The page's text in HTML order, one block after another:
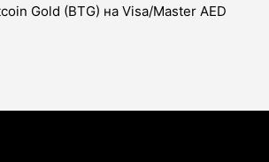
Gold (BTG) на Visa/Master AED